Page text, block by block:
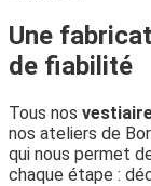
Une
de fiabilité
Tous nos
nos ateliers de
qui nous permet
chaque étape :